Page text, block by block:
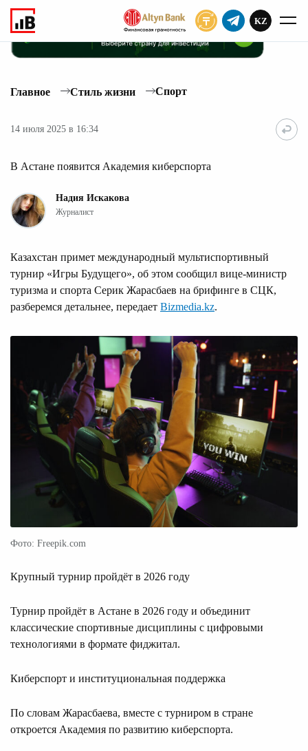
KZ
Главное Стиль жизни Спорт
14 июля 2025 в 16:34
В Астане появится Академия киберспорта
Надия Искакова
Журналист
Казахстан примет международный мультиспортивный
турнир «Игры Будущего», об этом сообщил вице-министр
туризма и спорта Серик Жарасбаев на брифинге в СЦК,
разберемся детальнее, передает Bizmedia.kz.
Фото: Freepik.com
Крупный турнир пройдёт в 2026 году
Турнир пройдёт в Астане в 2026 году и объединит
классические спортивные дисциплины с цифровыми
технологиями в формате фиджитал.
Киберспорт и институциональная поддержка
По словам Жарасбаева, вместе с турниром в стране
откроется Академия по развитию киберспорта.